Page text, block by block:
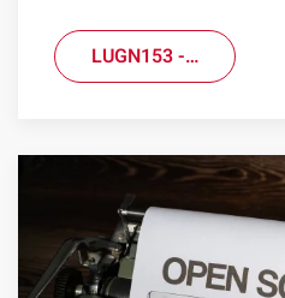
LUGN153 -…